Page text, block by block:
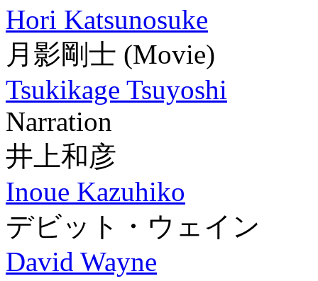
Hori Katsunosuke
月影剛士 (Movie)
Tsukikage Tsuyoshi
Narration
井上和彦
Inoue Kazuhiko
デビット・ウェイン
David Wayne